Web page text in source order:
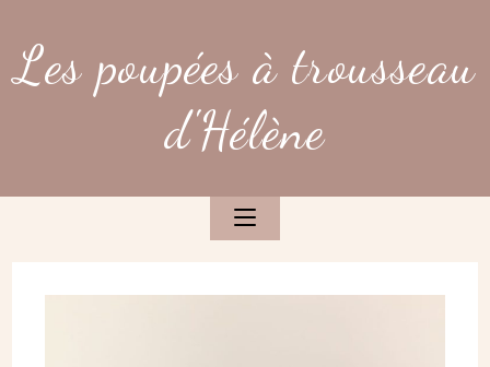
content
Les poupées à trousseau
d'Hélène